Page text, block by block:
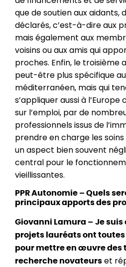
que de soutien aux aidants,
déclarés, c’est-à-dire aux
mais également aux
voisins ou aux amis qui
proches. Enfin, le troisième
peut-être plus spécifique
méditerranéen, mais qui
s’appliquer aussi à
sur l’emploi, par de
professionnels issus de
prendre en charge les soins
un aspect bien souvent
central pour le
vieillissantes.
PPR Autonomie – Quels
principaux apports des
Giovanni Lamura – Je suis
projets lauréats ont
pour mettre en œuvre des
recherche novateurs et